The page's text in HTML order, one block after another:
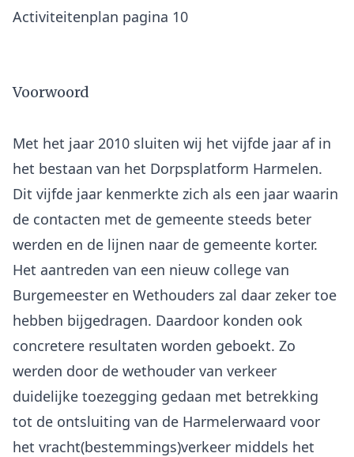
Activiteitenplan pagina 10
Voorwoord
Met het jaar 2010 sluiten wij het vijfde jaar af in
het bestaan van het Dorpsplatform Harmelen.
Dit vijfde jaar kenmerkte zich als een jaar waarin
de contacten met de gemeente steeds beter
werden en de lijnen naar de gemeente korter.
Het aantreden van een nieuw college van
Burgemeester en Wethouders zal daar zeker toe
hebben bijgedragen. Daardoor konden ook
concretere resultaten worden geboekt. Zo
werden door de wethouder van verkeer
duidelijke toezegging gedaan met betrekking
tot de ontsluiting van de Harmelerwaard voor
het vracht(bestemmings)verkeer middels het